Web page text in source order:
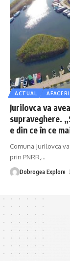
ACTUAL AFACERI
Jurilovca va
supraveghere.
e din ce în ce
Comuna Jurilovca
prin PNRR, …
Dobrogea Explore